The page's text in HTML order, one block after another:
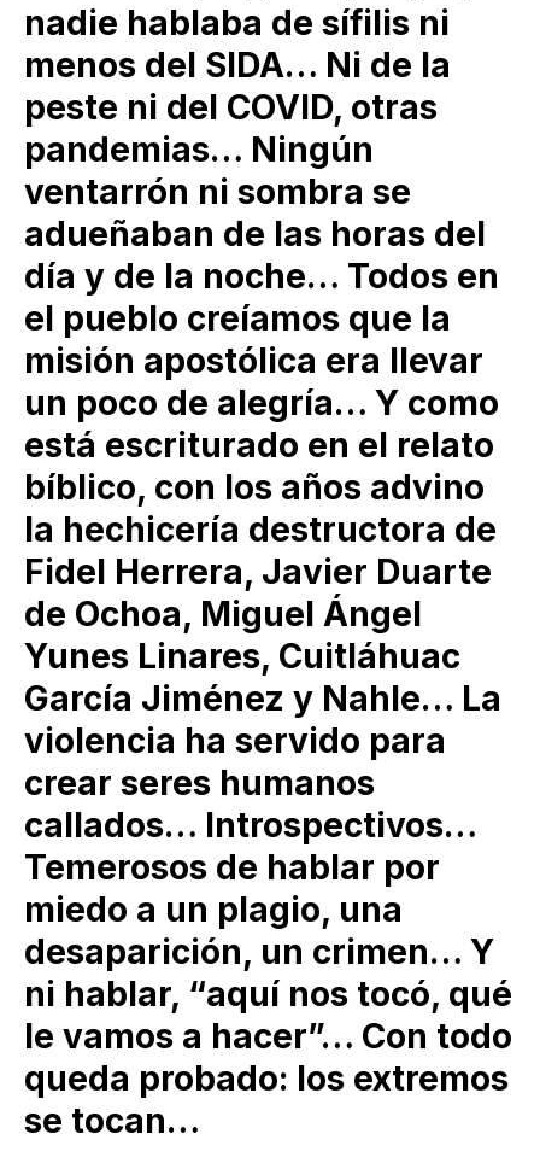
nadie hablaba de sífilis ni
menos del SIDA… Ni de la
peste ni del COVID, otras
pandemias… Ningún
ventarrón ni sombra se
adueñaban de las horas del
día y de la noche… Todos en
el pueblo creíamos que la
misión apostólica era llevar
un poco de alegría… Y como
está escriturado en el relato
bíblico, con los años advino
la hechicería destructora de
Fidel Herrera, Javier Duarte
de Ochoa, Miguel Ángel
Yunes Linares, Cuitláhuac
García Jiménez y Nahle… La
violencia ha servido para
crear seres humanos
callados… Introspectivos…
Temerosos de hablar por
miedo a un plagio, una
desaparición, un crimen… Y
ni hablar, “aquí nos tocó, qué
le vamos a hacer”… Con todo
queda probado: los extremos
se tocan…